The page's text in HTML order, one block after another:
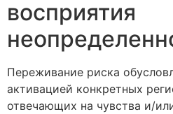
восприятия
Переживание риска
активацией конкретных
отвечающих на чувства и/